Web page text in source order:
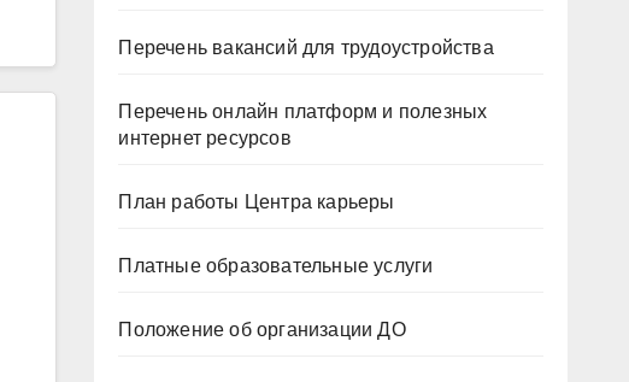
Перечень вакансий для трудоустройства
Перечень онлайн платформ и полезных
интернет ресурсов
План работы Центра карьеры
Платные образовательные услуги
Положение об организации ДО